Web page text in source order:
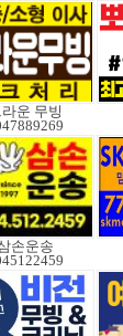
라운 무빙
손운송